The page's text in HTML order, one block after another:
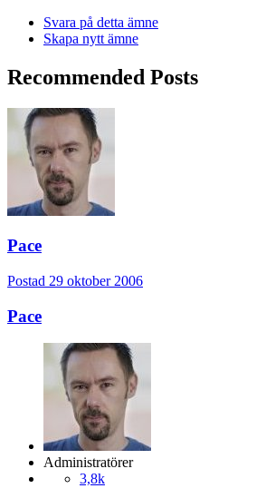
Svara på detta ämne
Skapa nytt ämne
Recommended Posts
Pace
Postad 29 oktober 2006
Pace
Administratörer
3,8k